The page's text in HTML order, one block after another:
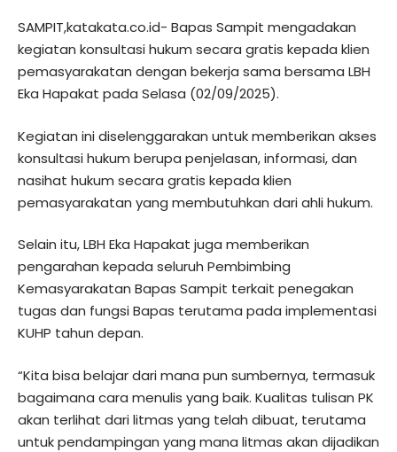
SAMPIT,katakata.co.id- Bapas Sampit mengadakan
kegiatan konsultasi hukum secara gratis kepada klien
pemasyarakatan dengan bekerja sama bersama LBH
Eka Hapakat pada Selasa (02/09/2025).
Kegiatan ini diselenggarakan untuk memberikan akses
konsultasi hukum berupa penjelasan, informasi, dan
nasihat hukum secara gratis kepada klien
pemasyarakatan yang membutuhkan dari ahli hukum.
Selain itu, LBH Eka Hapakat juga memberikan
pengarahan kepada seluruh Pembimbing
Kemasyarakatan Bapas Sampit terkait penegakan
tugas dan fungsi Bapas terutama pada implementasi
KUHP tahun depan.
“Kita bisa belajar dari mana pun sumbernya, termasuk
bagaimana cara menulis yang baik. Kualitas tulisan PK
akan terlihat dari litmas yang telah dibuat, terutama
untuk pendampingan yang mana litmas akan dijadikan